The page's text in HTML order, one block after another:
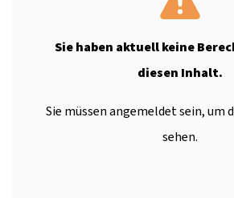
Sie haben aktuell keine
diesen Inhalt.
Sie müssen angemeldet sein, um
sehen.